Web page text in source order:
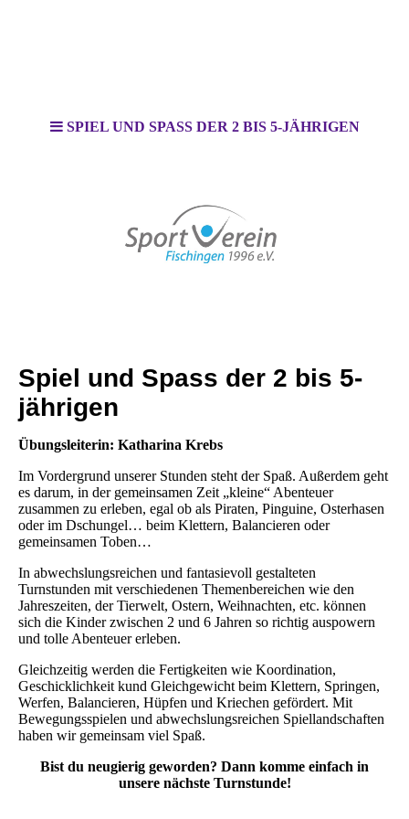
SPIEL UND SPASS DER 2 BIS 5-JÄHRIGEN
Spiel und Spass der 2 bis 5-
jährigen
Übungsleiterin: Katharina Krebs
Im Vordergrund unserer Stunden steht der Spaß. Außerdem geht
es darum, in der gemeinsamen Zeit „kleine“ Abenteuer
zusammen zu erleben, egal ob als Piraten, Pinguine, Osterhasen
oder im Dschungel… beim Klettern, Balancieren oder
gemeinsamen Toben…
In abwechslungsreichen und fantasievoll gestalteten
Turnstunden mit verschiedenen Themenbereichen wie den
Jahreszeiten, der Tierwelt, Ostern, Weihnachten, etc. können
sich die Kinder zwischen 2 und 6 Jahren so richtig auspowern
und tolle Abenteuer erleben.
Gleichzeitig werden die Fertigkeiten wie Koordination,
Geschicklichkeit kund Gleichgewicht beim Klettern, Springen,
Werfen, Balancieren, Hüpfen und Kriechen gefördert. Mit
Bewegungsspielen und abwechslungsreichen Spiellandschaften
haben wir gemeinsam viel Spaß.
Bist du neugierig geworden? Dann komme einfach in
unsere nächste Turnstunde!